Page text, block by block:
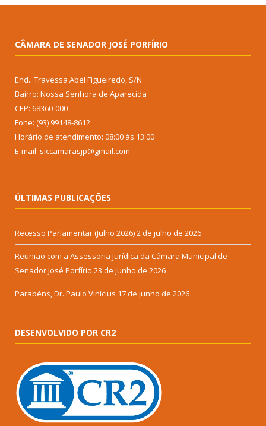
CÂMARA DE SENADOR JOSÉ PORFÍRIO
End.: Travessa Abel Figueiredo, S/N
Bairro: Nossa Senhora de Aparecida
CEP: 68360-000
Fone: (93) 99148-8612
Horário de atendimento: 08:00 às 13:00
E-mail: siccamarasjp@gmail.com
ÚLTIMAS PUBLICAÇÕES
Recesso Parlamentar (Julho 2026)2 de julho de 2026
Reunião com a Assessoria Jurídica da Câmara Municipal de
Senador José Porfírio 23 de junho de 2026
Parabéns, Dr. Paulo Vinícius 17 de junho de 2026
DESENVOLVIDO POR CR2